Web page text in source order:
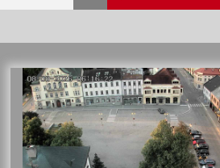
Veselí muzikanti
30. 7. 2026
Votavžatský ploty